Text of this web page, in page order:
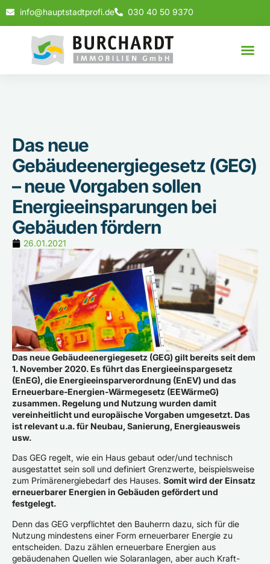
info@hauptstadtprofi.de 030 40 50 9370
Das neue
Gebäudeenergiegesetz (GEG)
– neue Vorgaben sollen
Energieeinsparungen bei
Gebäuden fördern
26.01.2021
Das neue Gebäudeenergiegesetz (GEG) gilt bereits seit dem
1. November 2020. Es führt das Energieeinspargesetz
(EnEG), die Energieeinsparverordnung (EnEV) und das
Erneuerbare-Energien-Wärmegesetz (EEWärmeG)
zusammen. Regelung und Nutzung wurden damit
vereinheitlicht und europäische Vorgaben umgesetzt. Das
ist relevant u.a. für Neubau, Sanierung, Energieausweis
usw.
Das GEG regelt, wie ein Haus gebaut oder/und technisch
ausgestattet sein soll und definiert Grenzwerte, beispielsweise
zum Primärenergiebedarf des Hauses. Somit wird der Einsatz
erneuerbarer Energien in Gebäuden gefördert und
festgelegt.
Denn das GEG verpflichtet den Bauherrn dazu, sich für die
Nutzung mindestens einer Form erneuerbarer Energie zu
entscheiden. Dazu zählen erneuerbare Energien aus
gebäudenahen Quellen wie Solaranlagen, aber auch Kraft-